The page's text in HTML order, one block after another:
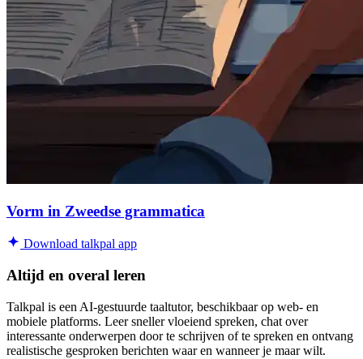
Vorm in Zweedse grammatica
Download talkpal app
Altijd en overal leren
Talkpal is een AI-gestuurde taaltutor, beschikbaar op web- en
mobiele platforms. Leer sneller vloeiend spreken, chat over
interessante onderwerpen door te schrijven of te spreken en ontvang
realistische gesproken berichten waar en wanneer je maar wilt.